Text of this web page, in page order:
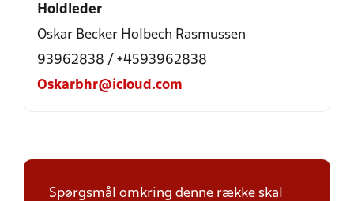
Holdleder
Oskar Becker Holbech Rasmussen
93962838 / +4593962838
Oskarbhr@icloud.com
Spørgsmål omkring denne række skal